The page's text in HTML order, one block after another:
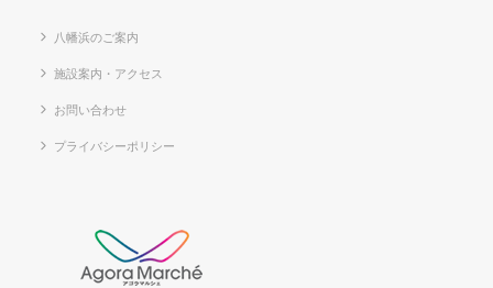
八幡浜のご案内
施設案内・アクセス
お問い合わせ
プライバシーポリシー